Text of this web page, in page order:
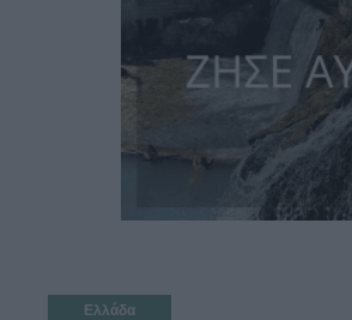
Ελλάδα